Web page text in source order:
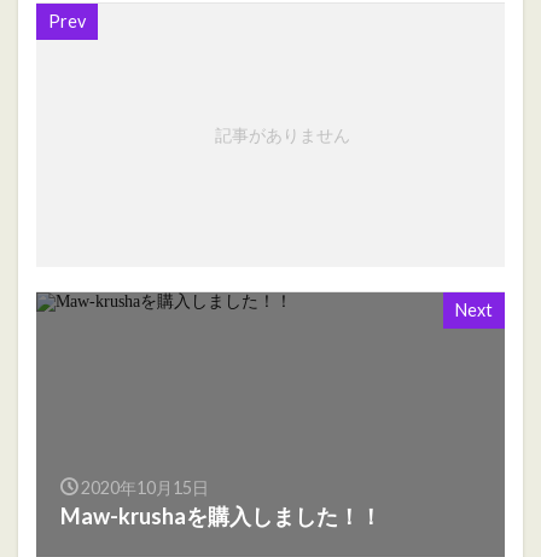
Prev
記事がありません
Next
2020年10月15日
Maw-krushaを購入しました！！